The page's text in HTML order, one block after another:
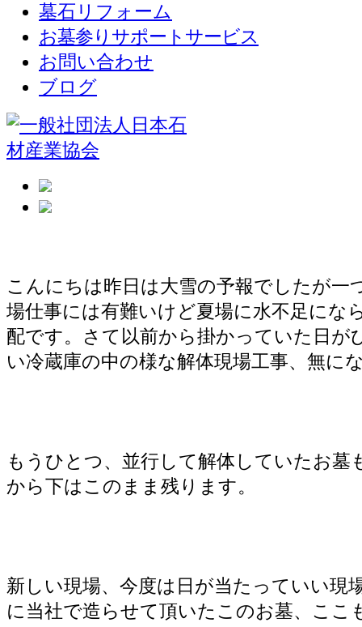
墓石リフォーム
お墓参りサポートサービス
お問い合わせ
ブログ
こんにちは昨日は大雪の予報でしたが一
場仕事には有難いけど夏場に水不足にな
配です。さて以前から掛かっていた日が
い冷蔵庫の中の様な解体現場工事、無に
もうひとつ、並行して解体していたお墓
から下はこのまま残ります。
新しい現場、今度は日が当たっていい現
に当社で造らせて頂いたこのお墓、ここ